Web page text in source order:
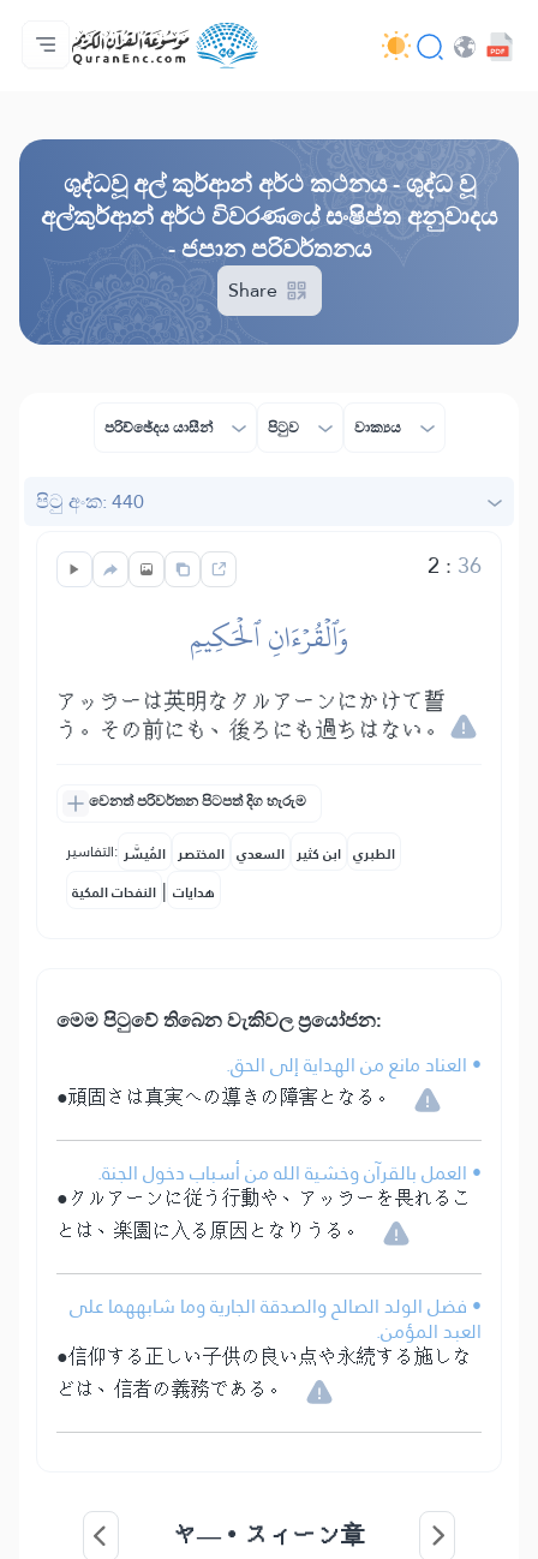
මුල් පිටුව
පරිවර්තන පටුන
Audio
සංවර්ධක සේවා - API
ව්‍යාපෘතිය ගැන
අප අමතන්න
භාෂාව
ශුද්ධවූ අල් කුර්ආන් අර්ථ කථනය - ශුද්ධ වූ
අල්කුර්ආන් අර්ථ විවරණයේ සංෂිප්ත අනුවාදය
- ජපාන පරිවර්තනය
Share
පරිච්ඡේදය යාසීන් පිටුව වාක්‍යය
පිටු අංක: 440
2 : 36
وَٱلۡقُرۡءَانِ ٱلۡحَكِيمِ
アッラーは英明なクルアーンにかけて誓
う。その前にも、後ろにも過ちはない。
වෙනත් පරිවර්තන පිටපත් දිග හැරුම
التفاسير: المُيسَّر المختصر السعدي ابن كثير الطبري
النفحات المكية | هدايات
මෙ⁣ම පිටුවේ තිබෙන වැකිවල ප්‍රයෝජන:
• العناد مانع من الهداية إلى الحق.
●頑固さは真実への導きの障害となる。
• العمل بالقرآن وخشية الله من أسباب دخول الجنة.
●クルアーンに従う行動や、アッラーを畏れるこ
とは、楽園に入る原因となりうる。
• فضل الولد الصالح والصدقة الجارية وما شابههما على
العبد المؤمن.
●信仰する正しい子供の良い点や永続する施しな
どは、信者の義務である。
ヤ―・スィーン章